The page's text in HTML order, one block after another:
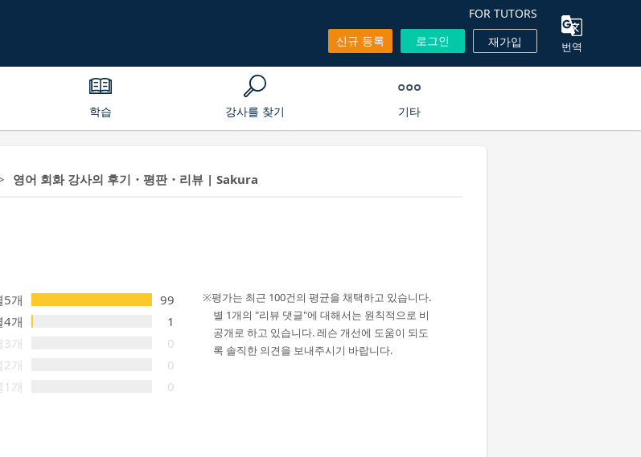
FOR TUTORS
신규 등록
로그인 재가입 번역
학습 강사를 찾기 기타
영어 회화 강사의 후기・평판・리뷰 | Sakura
5개
99
4개
1
3개
0
2개
0
1개
0
평가는 최근 100건의 평균을 채택하고 있습니다.
별 1개의 "리뷰 댓글"에 대해서는 원칙적으로 비
공개로 하고 있습니다. 레슨 개선에 도움이 되도
록 솔직한 의견을 보내주시기 바랍니다.